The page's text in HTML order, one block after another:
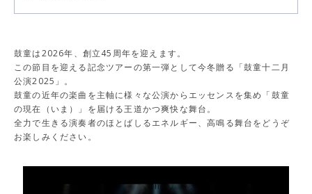
鼓童は2026年、創立45周年を迎えます。
この節目を迎える記念ツアーの第一弾として今冬贈る「鼓童十二月
公演2025」。
鼓童の近年の楽曲を主軸に様々な公演からエッセンスを集め「鼓童
の現在（いま）」を届ける王道かつ爽快な舞台。
全力で生きる演奏者のほとばしるエネルギー、高鳴る舞台をどうぞ
お楽しみください。